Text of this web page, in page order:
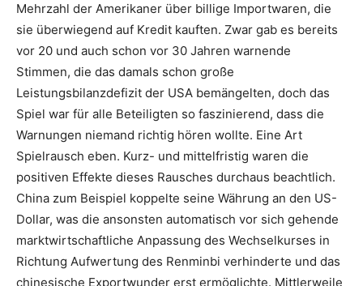
Mehrzahl der Amerikaner über billige Importwaren, die
sie überwiegend auf Kredit kauften. Zwar gab es bereits
vor 20 und auch schon vor 30 Jahren warnende
Stimmen, die das damals schon große
Leistungsbilanzdefizit der USA bemängelten, doch das
Spiel war für alle Beteiligten so faszinierend, dass die
Warnungen niemand richtig hören wollte. Eine Art
Spielrausch eben. Kurz- und mittelfristig waren die
positiven Effekte dieses Rausches durchaus beachtlich.
China zum Beispiel koppelte seine Währung an den US-
Dollar, was die ansonsten automatisch vor sich gehende
marktwirtschaftliche Anpassung des Wechselkurses in
Richtung Aufwertung des Renminbi verhinderte und das
chinesische Exportwunder erst ermöglichte. Mittlerweile